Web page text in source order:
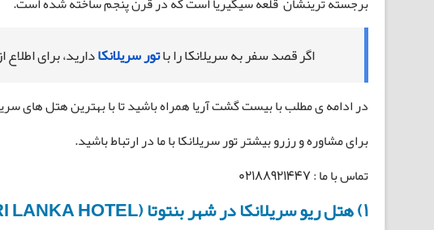
اگر قصد سفر به سریلانکا را باتور سریلانکادارید، برای
در ادامه ی مطلب با بیست گشت آریا همراه باشید تا با بهترین هتل های
برای مشاوره و رزرو بیشتر تور سریلانکا با ما در ارتباط باشید.
تماس با ما : 02188921447
1) هتل ریو سریلانکا در شهر بنتوتا (RIU SRI LANKA HOTEL)